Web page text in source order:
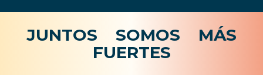
JUNTOS SOMOS MÁS
FUERTES